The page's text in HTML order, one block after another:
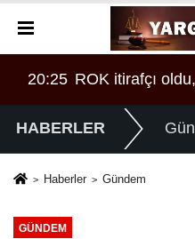
verdi!20:25 ROK itirafçı
HABERLER
Haberler Gündem
GÜNDEM